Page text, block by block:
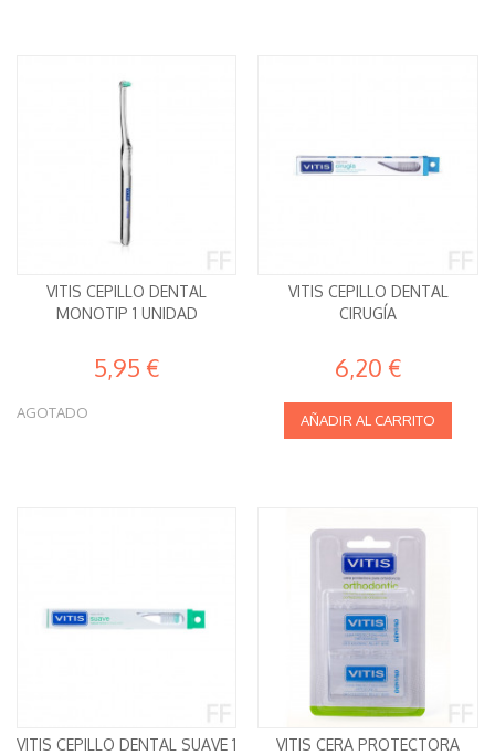
VITIS CEPILLO DENTAL
MONOTIP 1 UNIDAD
5,95 €
AGOTADO
VITIS CEPILLO DENTAL
CIRUGÍA
6,20 €
AÑADIR AL CARRITO
VITIS CEPILLO DENTAL SUAVE 1
VITIS CERA PROTECTORA